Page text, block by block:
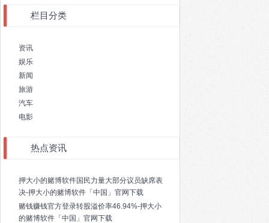
栏目分类
资讯
娱乐
新闻
旅游
汽车
电影
热点资讯
押大小的赌博软件国民力量大部分议员缺席表
决-押大小的赌博软件「中国」官网下载
赌钱赚钱官方登录转股溢价率46.94%-押大小
的赌博软件「中国」官网下载